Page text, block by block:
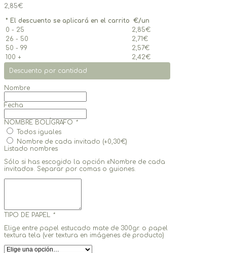
2,85€
* El descuento se aplicará en el carrito €/un
0 - 25
2,85€
26 - 50
2,71€
50 - 99
2,57€
100 +
2,42€
Descuento por cantidad
Nombre
Fecha
NOMBRE BOLÍGRAFO *
Todos iguales
Nombre de cada invitado (+0,30€)
Listado nombres
Sólo si has escogido la opción «Nombre de cada
invitado». Separar por comas o guiones.
TIPO DE PAPEL *
Elige entre papel estucado mate de 300gr. o papel
textura tela (ver textura en imágenes de producto)